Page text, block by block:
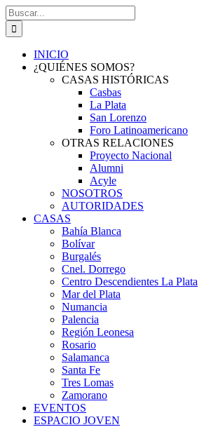
Saltar
al
contenido
Buscar:
INICIO
¿QUIÉNES SOMOS?
CASAS HISTÓRICAS
Casbas
La Plata
San Lorenzo
Foro Latinoamericano
OTRAS RELACIONES
Proyecto Nacional
Alumni
Acyle
NOSOTROS
AUTORIDADES
CASAS
Bahía Blanca
Bolívar
Burgalés
Cnel. Dorrego
Centro Descendientes La Plata
Mar del Plata
Numancia
Palencia
Región Leonesa
Rosario
Salamanca
Santa Fe
Tres Lomas
Zamorano
EVENTOS
ESPACIO JOVEN